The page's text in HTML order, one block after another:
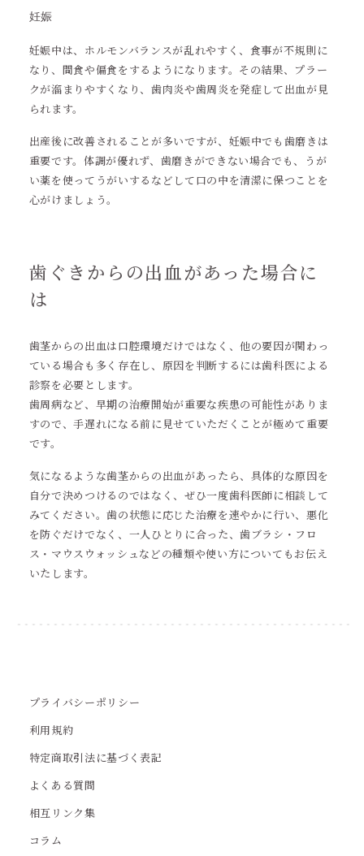
妊娠
妊娠中は、ホルモンバランスが乱れやすく、食事が不規則に
なり、間食や偏食をするようになります。その結果、プラー
クが溜まりやすくなり、歯肉炎や歯周炎を発症して出血が見
られます。
出産後に改善されることが多いですが、妊娠中でも歯磨きは
重要です。体調が優れず、歯磨きができない場合でも、うが
い薬を使ってうがいするなどして口の中を清潔に保つことを
心がけましょう。
歯ぐきからの出血があった場合に
は
歯茎からの出血は口腔環境だけではなく、他の要因が関わっ
ている場合も多く存在し、原因を判断するには歯科医による
診察を必要とします。
歯周病など、早期の治療開始が重要な疾患の可能性がありま
すので、手遅れになる前に見せていただくことが極めて重要
です。
気になるような歯茎からの出血があったら、具体的な原因を
自分で決めつけるのではなく、ぜひ一度歯科医師に相談して
みてください。歯の状態に応じた治療を速やかに行い、悪化
を防ぐだけでなく、一人ひとりに合った、歯ブラシ・フロ
ス・マウスウォッシュなどの種類や使い方についてもお伝え
いたします。
プライバシーポリシー
利用規約
特定商取引法に基づく表記
よくある質問
相互リンク集
コラム